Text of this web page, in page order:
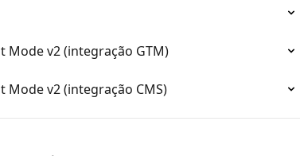
Mode v2 (integração GTM)
Mode v2 (integração CMS)